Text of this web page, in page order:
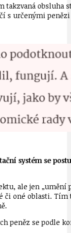
takzvaná
s určenými
systém se
ale jen „umění
či oné oblasti.
peněz se podle